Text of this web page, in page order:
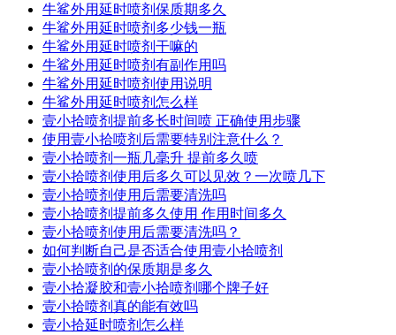
牛鲨外用延时喷剂保质期多久
牛鲨外用延时喷剂多少钱一瓶
牛鲨外用延时喷剂干嘛的
牛鲨外用延时喷剂有副作用吗
牛鲨外用延时喷剂使用说明
牛鲨外用延时喷剂怎么样
壹小拾喷剂提前多长时间喷 正确使用步骤
使用壹小拾喷剂后需要特别注意什么？
壹小拾喷剂一瓶几毫升 提前多久喷
壹小拾喷剂使用后多久可以见效？一次喷几下
壹小拾喷剂使用后需要清洗吗
壹小拾喷剂提前多久使用 作用时间多久
壹小拾喷剂使用后需要清洗吗？
如何判断自己是否适合使用壹小拾喷剂
壹小拾喷剂的保质期是多久
壹小拾凝胶和壹小拾喷剂哪个牌子好
壹小拾喷剂真的能有效吗
壹小拾延时喷剂怎么样